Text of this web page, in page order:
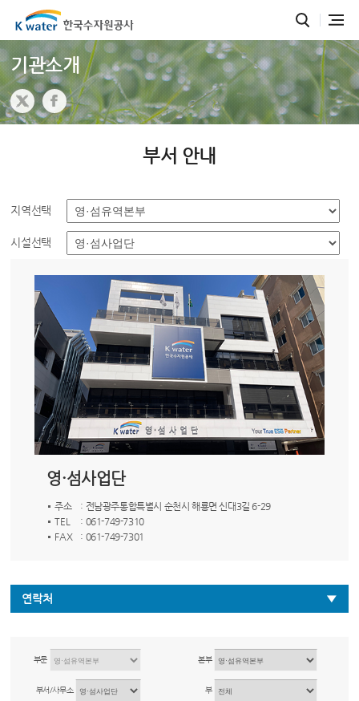
기관소개
부서 안내
지역선택
시설선택
영·섬사업단
주소
: 전남광주통합특별시 순천시 해룡면 신대3길 6-29
TEL
: 061-749-7310
FAX
: 061-749-7301
연락처
부문 본부
부서/사무소 부